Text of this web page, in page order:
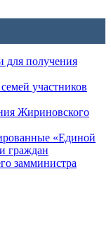
для получения
участников
Жириновского
«Единой
граждан
замминистра